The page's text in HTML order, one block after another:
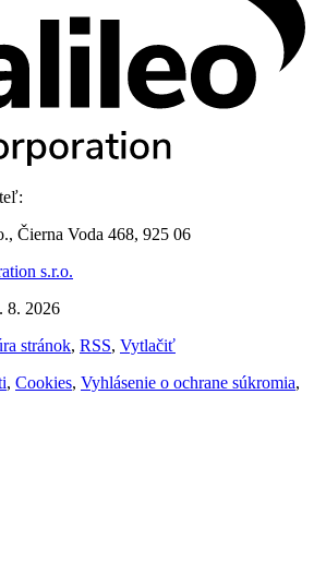
Čierna Voda 468, 925 06
s.r.o.
8. 2026
stránok, RSS, Vytlačiť
, Cookies, Vyhlásenie o ochrane súkromia,